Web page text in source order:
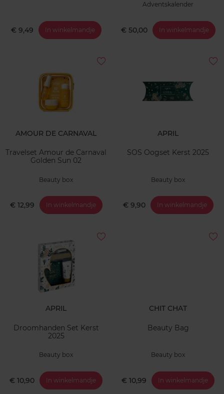
€ 9,49 In winkelmandje
Adventskalender
€ 50,00 In winkelmandje
AMOUR DE CARNAVAL
Travelset Amour de Carnaval
Golden Sun 02
Beauty box
€ 12,99 In winkelmandje
APRIL
SOS Oogset Kerst 2025
Beauty box
€ 9,90 In winkelmandje
APRIL
Droomhanden Set Kerst
2025
Beauty box
€ 10,90 In winkelmandje
CHIT CHAT
Beauty Bag
Beauty box
€ 10,99 In winkelmandje